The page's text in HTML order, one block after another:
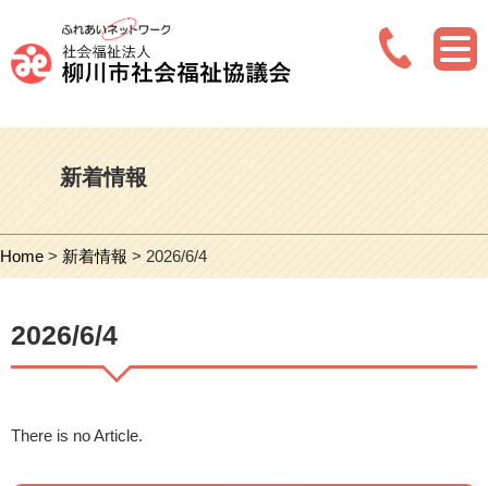
新着情報
Home > 新着情報 > 2026/6/4
2026/6/4
There is no Article.